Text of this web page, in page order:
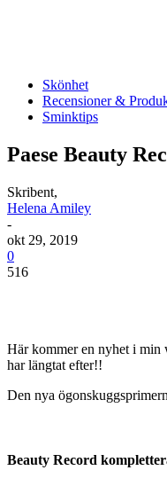
Skönhet
Recensioner &
Sminktips
Paese Beauty
Skribent,
Helena Amiley
-
okt 29, 2019
0
516
Här kommer en nyhet i min
har längtat efter!!
Den nya
Beauty Record